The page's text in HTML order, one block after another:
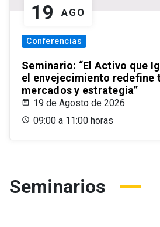
19 AGO
Conferencias
Seminario: “El Activo que
el envejecimiento redefine
mercados y estrategia”
19 de Agosto de 2026
09:00 a 11:00 horas
Seminarios